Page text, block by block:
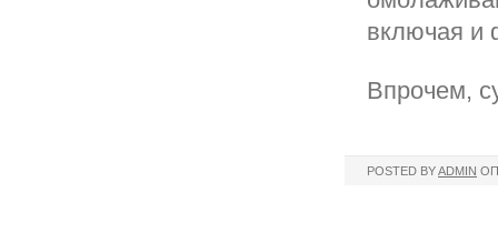
включая и
Впрочем,
POSTED BYADMIN